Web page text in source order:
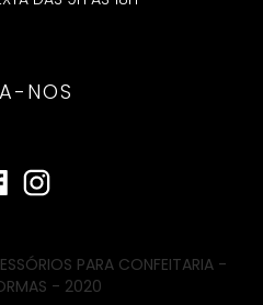
NOS
PARA CONFEITARIA -
- 2020